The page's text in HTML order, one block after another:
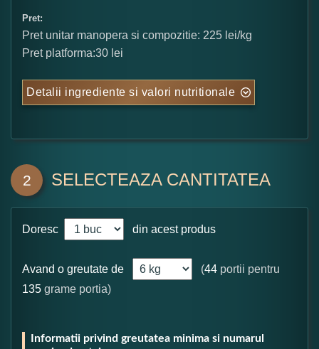
Pret:
Pret unitar manopera si compozitie: 225 lei/kg
Pret platforma:30 lei
Detalii ingrediente si valori nutritionale
2 SELECTEAZA CANTITATEA
Doresc din acest produs
Avand o greutate de (44 portii pentru
135 grame portia)
Informatii privind greutatea minima si numarul